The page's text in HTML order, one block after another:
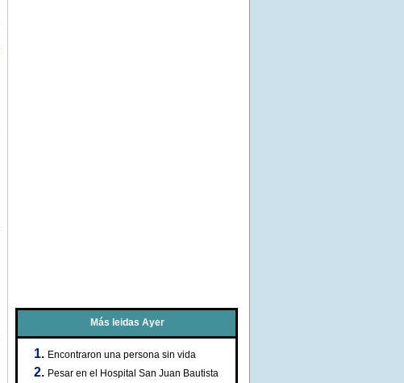
Más leidas Ayer
Encontraron una persona sin vida
Pesar en el Hospital San Juan Bautista